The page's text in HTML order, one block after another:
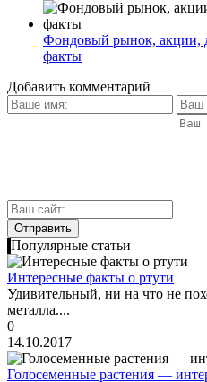
Фондовый рынок, акции,
факты
Добавить комментарий
Популярные статьи
Интересные факты о ртути
Удивительный, ни на что не
металла....
0
14.10.2017
Голосеменные растения —